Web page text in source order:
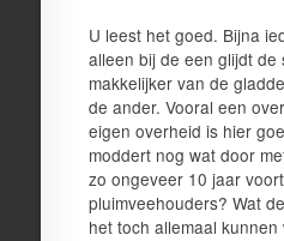
U leest het goed. Bijna
alleen bij de een glijdt de
makkelijker van de
de ander. Vooral een
eigen overheid is hier
moddert nog wat door
zo ongeveer 10 jaar
pluimveehouders? Wat
het toch allemaal kunnen